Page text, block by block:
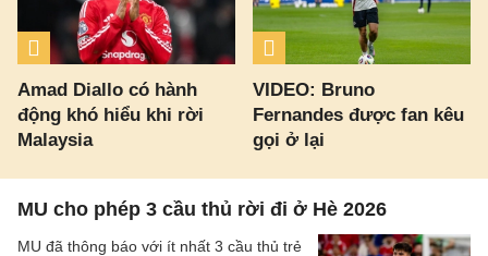
Amad Diallo có hành
động khó hiểu khi rời
Malaysia
VIDEO: Bruno
Fernandes được fan kêu
gọi ở lại
MU cho phép 3 cầu thủ rời đi ở Hè 2026
MU đã thông báo với ít nhất 3 cầu thủ trẻ